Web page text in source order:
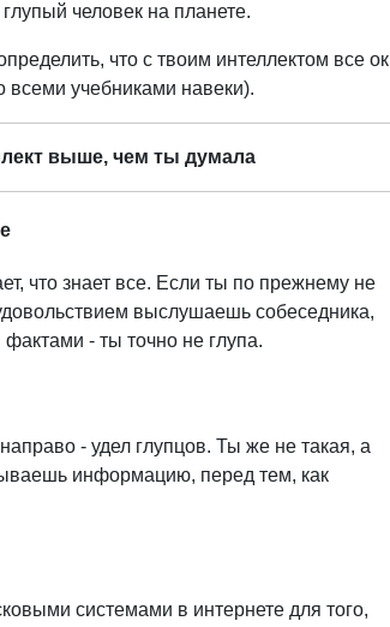
человек на планете.
что с твоим интеллектом все ок
всеми учебниками навеки).
выше, чем ты думала
что знает все. Если ты по прежнему не
выслушаешь собеседника,
- ты точно не глупа.
- удел глупцов. Ты же не такая, а
информацию, перед тем, как
системами в интернете для того,